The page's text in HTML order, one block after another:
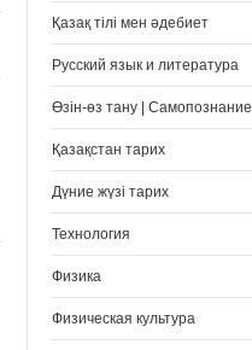
Қазақ тілі мен әдебиет
Русский язык и литература
Өзін-өз тану | Самопознание
Қазақстан тарих
Дүние жүзі тарих
Технология
Физика
Физическая культура